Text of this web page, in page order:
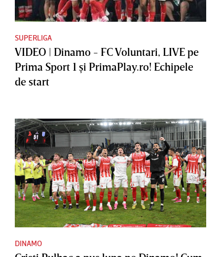
SUPERLIGA
VIDEO | Dinamo - FC Voluntari, LIVE pe
Prima Sport 1 şi PrimaPlay.ro! Echipele
de start
DINAMO